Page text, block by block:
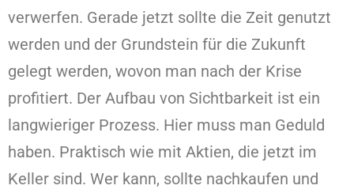
verwerfen. Gerade jetzt sollte die Zeit genutzt
werden und der Grundstein für die Zukunft
gelegt werden, wovon man nach der Krise
profitiert. Der Aufbau von Sichtbarkeit ist ein
langwieriger Prozess. Hier muss man Geduld
haben. Praktisch wie mit Aktien, die jetzt im
Keller sind. Wer kann, sollte nachkaufen und